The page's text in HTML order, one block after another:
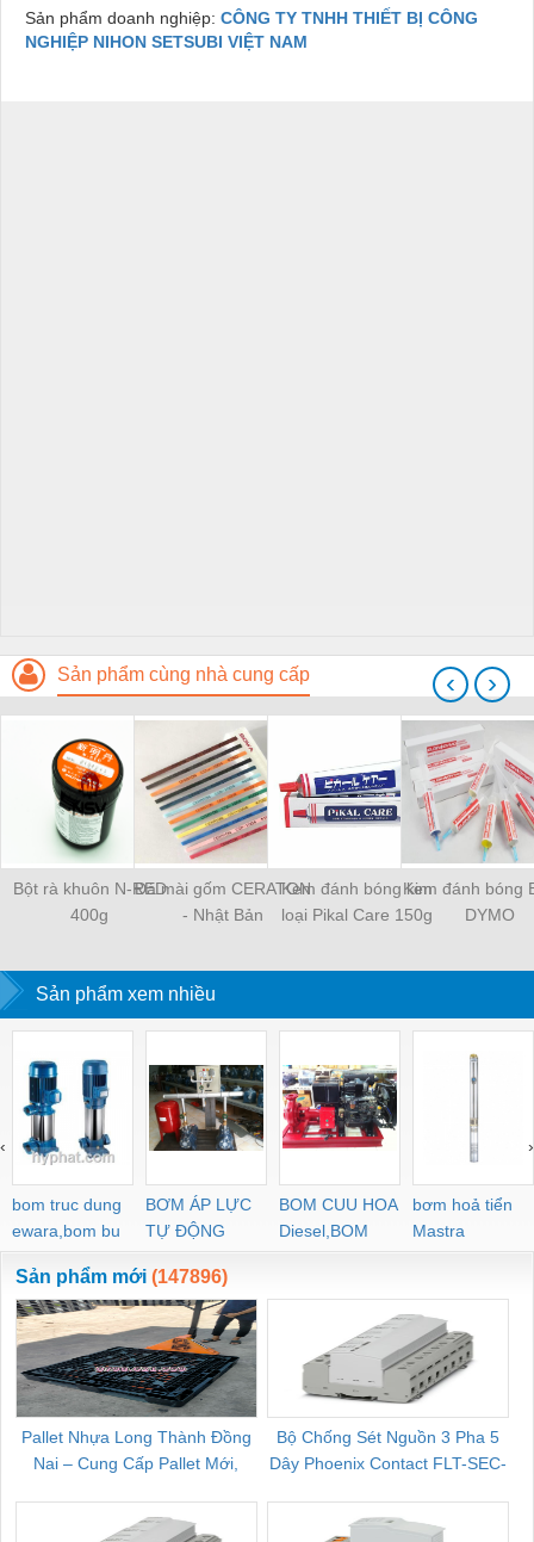
Sản phẩm doanh nghiệp: CÔNG TY TNHH THIẾT BỊ CÔNG
NGHIỆP NIHON SETSUBI VIỆT NAM
Sản phẩm cùng nhà cung cấp
Bột rà khuôn N-RED
400g
Đá mài gốm CERATON
- Nhật Bản
Kem đánh bóng kim
loại Pikal Care 150g
Kem đánh bóng
DYMO
‹ ›
Sản phẩm xem nhiều
bom truc dung
ewara,bom bu
ewara
BƠM ÁP LỰC
TỰ ĐỘNG
BOM CUU HOA
Diesel,BOM
CHUA CHAY
bơm hoả tiển
Mastra
‹ ›
Sản phẩm mới (147896)
Pallet Nhựa Long Thành Đồng
Nai – Cung Cấp Pallet Mới,
Bộ Chống Sét Nguồn 3 Pha 5
Dây Phoenix Contact FLT-SEC-